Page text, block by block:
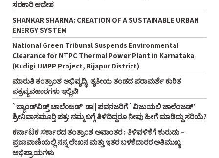
ಸರಕಾರಿ ಆದೇಶ
SHANKAR SHARMA: CREATION OF A SUSTAINABLE URBAN
ENERGY SYSTEM
National Green Tribunal Suspends Environmental
Clearance for NTPC Thermal Power Plant in Karnataka
(Kudigi UMPP Project, Bijapur District)
ಮಾರುತಿ ತಂತ್ರಾಂಶ ಅಭಿವೃದ್ಧಿ, ತೃತೀಯ ತಂಡದ ಪರಾಮರ್ಶೆ ಕುರಿತ
ಪತ್ರವ್ಯವಹಾರಗಳು ಇಲ್ಲಿವೆ!
`ಬ್ಯಾಂಡ್‌ವಿಡ್ತ್‌ ಚಾಲೆಂಜಡ್‌’ ಡಾ|| ಪವನಜರಿಗೆ `ವಿಜುಯಲಿ ಚಾಲೆಂಜಡ್‌’
ಶ್ರೀನಿವಾಸಮೂರ್‍ತಿ ಪತ್ರ: ನಮ್ಮ ಬಗ್ಗೆ ತಿಳಿದಿದ್ದರೂ ನೀವು ಹೀಗೆ ಮಾಡಿದ್ದು ಸರಿಯೆ?
ಕರ್ನಾಟಕ ಸರ್ಕಾರದ ತಂತ್ರಾಂಶ ಅವಾಂತರ : ತಿಳಿವಳಿಕೆಗೆ ಕುರುಡು –
ಪ್ರಜಾವಾಣಿಯಲ್ಲಿ ನನ್ನ ಲೇಖನ ಮತ್ತು ಇತರ ಬಳಕೆದಾರರ ಅತಿಮುಖ್ಯ
ಅಭಿಪ್ರಾಯಗಳು